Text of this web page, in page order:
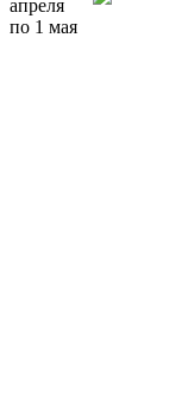
апреля
по 1 мая